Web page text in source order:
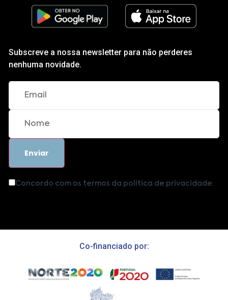
Subscreve a nossa newsletter para não perderes
nenhuma novidade.
Concordo com os termos da política de privacidade.
Co-financiado por: